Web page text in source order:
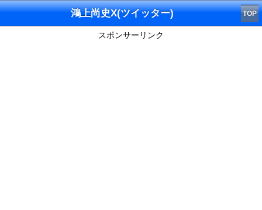
鴻上尚史X(ツイッター) TOP
スポンサーリンク